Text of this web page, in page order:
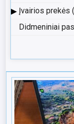
▸ Įvairios prekės
Didmeniniai